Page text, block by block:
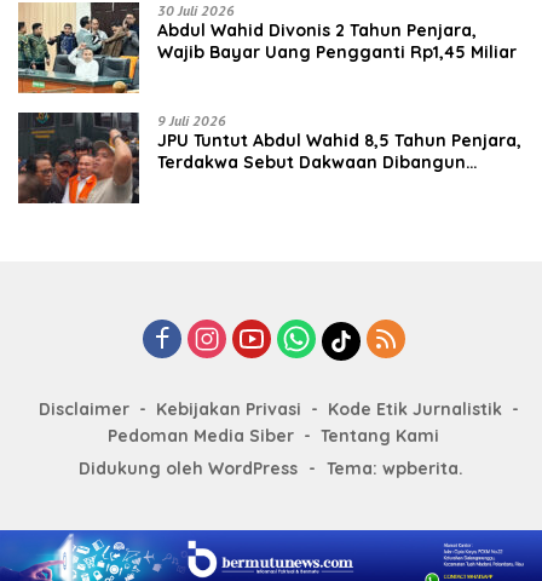
30 Juli 2026
‎‎Abdul Wahid Divonis 2 Tahun Penjara,
Wajib Bayar Uang Pengganti Rp1,45 Miliar
9 Juli 2026
JPU Tuntut Abdul Wahid 8,5 Tahun Penjara,
Terdakwa Sebut Dakwaan Dibangun
Disclaimer Kebijakan Privasi
Kode Etik Jurnalistik
Pedoman Media Siber
Tentang Kami
Didukung oleh WordPress - Tema: wpberita.